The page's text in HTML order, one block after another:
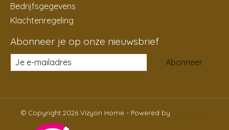
Bedrijfsgegevens
Klachtenregeling
Abonneer je op onze nieuwsbrief
Abonneer
© Copyright 2026 Vizyon Home - Powered by